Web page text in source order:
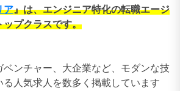
ア』は、エンジニア特化の転職エージ
ップクラスです。
ベンチャー、大企業など、モダンな技
人気求人を数多く掲載しています